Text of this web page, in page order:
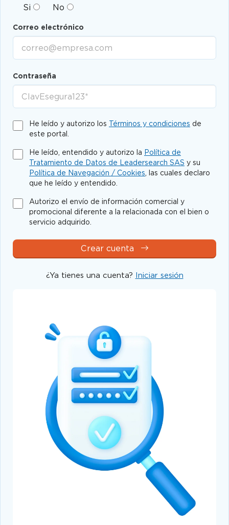
Si No
Correo electrónico
Contraseña
He leído y autorizo los Términos y condiciones de
este portal.
He leído, entendido y autorizo la Política de
Tratamiento de Datos de Leadersearch SAS y su
Política de Navegación / Cookies , las cuales declaro
que he leído y entendido.
Autorizo el envío de información comercial y
promocional diferente a la relacionada con el bien o
servicio adquirido.
Crear cuenta
¿Ya tienes una cuenta? Iniciar sesión